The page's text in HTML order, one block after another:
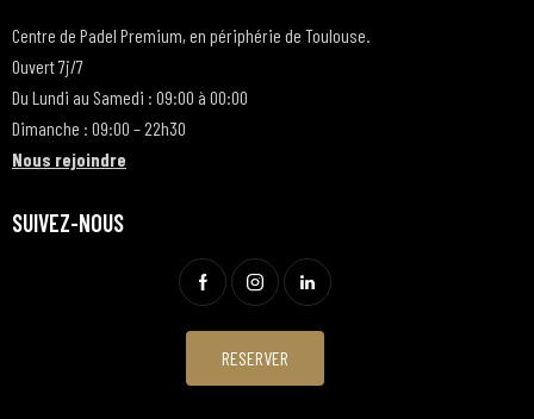
Centre de Padel Premium, en périphérie de Toulouse.
Ouvert 7j/7
Du Lundi au Samedi : 09:00 à 00:00
Dimanche : 09:00 – 22h30
Nous rejoindre
SUIVEZ-NOUS
RESERVER